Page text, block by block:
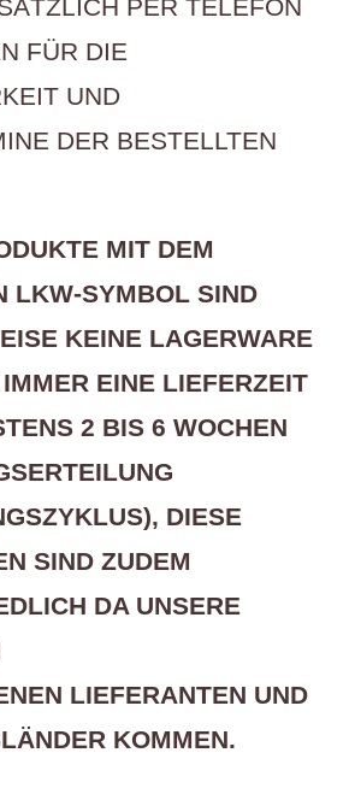
PER TELEFON
FÜR DIE
UND
DER BESTELLTEN
MIT DEM
LKW-SYMBOL SIND
KEINE LAGERWARE
EINE LIEFERZEIT
2 BIS 6 WOCHEN
DIESE
SIND ZUDEM
DA UNSERE
LIEFERANTEN UND
KOMMEN.